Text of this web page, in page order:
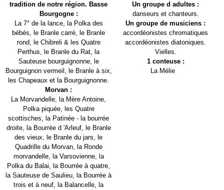
tradition de notre région. Basse
Bourgogne :
La 7° de la lance, la Polka des
bébés, le Branle carré, le Branle
rond, le Chibreli & les Quatre
Perthus, le Branle du Rat, la
Sauteuse bourguignonne, le
Bourguignon vermeil, le Branle à six,
les Chapeaux et la Bourguignonne.
Morvan :
La Morvandelle, la Mère Antoine,
Polka piquée, les Quatre
scottisches, la Patinée - la bourrée
droite, la Bourrée d 'Arleuf, le Branle
des vieux, le Branle du jars, le
Quadrille du Morvan, la Ronde
morvandelle, la Varsovienne, la
Polka du Balai, la Bourrée à quatre,
la Sauteuse de Saulieu, la Bourrée à
trois et à neuf, la Balancelle, la
Un groupe d adultes :
danseurs et chanteurs.
Un groupe de musiciens :
accordéonistes chromatiques
accordéonistes diatoniques.
Vielles.
1 conteuse :
La Mélie